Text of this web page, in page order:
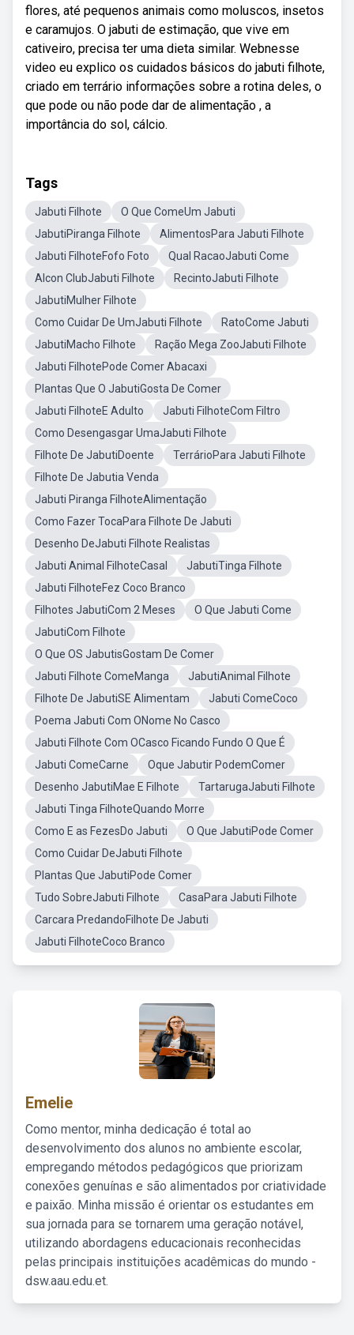
flores, até pequenos animais como moluscos, insetos
e caramujos. O jabuti de estimação, que vive em
cativeiro, precisa ter uma dieta similar. Webnesse
video eu explico os cuidados básicos do jabuti filhote,
criado em terrário informações sobre a rotina deles, o
que pode ou não pode dar de alimentação , a
importância do sol, cálcio.
Tags
Jabuti Filhote
O Que ComeUm Jabuti
JabutiPiranga Filhote
AlimentosPara Jabuti Filhote
Jabuti FilhoteFofo Foto
Qual RacaoJabuti Come
Alcon ClubJabuti Filhote
RecintoJabuti Filhote
JabutiMulher Filhote
Como Cuidar De UmJabuti Filhote
RatoCome Jabuti
JabutiMacho Filhote
Ração Mega ZooJabuti Filhote
Jabuti FilhotePode Comer Abacaxi
Plantas Que O JabutiGosta De Comer
Jabuti FilhoteE Adulto
Jabuti FilhoteCom Filtro
Como Desengasgar UmaJabuti Filhote
Filhote De JabutiDoente
TerrárioPara Jabuti Filhote
Filhote De Jabutia Venda
Jabuti Piranga FilhoteAlimentação
Como Fazer TocaPara Filhote De Jabuti
Desenho DeJabuti Filhote Realistas
Jabuti Animal FilhoteCasal
JabutiTinga Filhote
Jabuti FilhoteFez Coco Branco
Filhotes JabutiCom 2 Meses
O Que Jabuti Come
JabutiCom Filhote
O Que OS JabutisGostam De Comer
Jabuti Filhote ComeManga
JabutiAnimal Filhote
Filhote De JabutiSE Alimentam
Jabuti ComeCoco
Poema Jabuti Com ONome No Casco
Jabuti Filhote Com OCasco Ficando Fundo O Que É
Jabuti ComeCarne
Oque Jabutir PodemComer
Desenho JabutiMae E Filhote
TartarugaJabuti Filhote
Jabuti Tinga FilhoteQuando Morre
Como E as FezesDo Jabuti
O Que JabutiPode Comer
Como Cuidar DeJabuti Filhote
Plantas Que JabutiPode Comer
Tudo SobreJabuti Filhote
CasaPara Jabuti Filhote
Carcara PredandoFilhote De Jabuti
Jabuti FilhoteCoco Branco
Emelie
Como mentor, minha dedicação é total ao
desenvolvimento dos alunos no ambiente escolar,
empregando métodos pedagógicos que priorizam
conexões genuínas e são alimentados por criatividade
e paixão. Minha missão é orientar os estudantes em
sua jornada para se tornarem uma geração notável,
utilizando abordagens educacionais reconhecidas
pelas principais instituições acadêmicas do mundo -
dsw.aau.edu.et.